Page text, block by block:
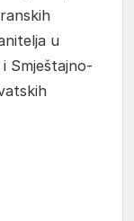
u
Smještajno-